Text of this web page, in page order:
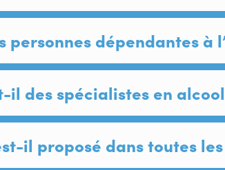
personnes dépendantes
il des spécialistes en
il proposé dans toutes